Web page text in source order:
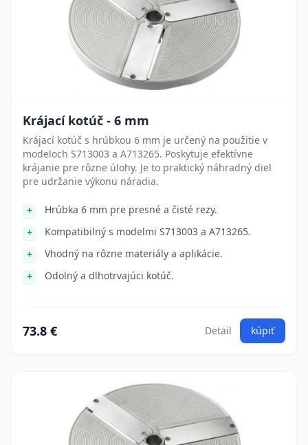
Krájací kotúč - 6 mm
Krájací kotúč s hrúbkou 6 mm je určený na použitie v
modeloch S713003 a A713265. Poskytuje efektívne
krájanie pre rôzne úlohy. Je to praktický náhradný diel
pre udržanie výkonu náradia.
Hrúbka 6 mm pre presné a čisté rezy.
Kompatibilný s modelmi S713003 a A713265.
Vhodný na rôzne materiály a aplikácie.
Odolný a dlhotrvajúci kotúč.
73.8 € Detail kúpiť